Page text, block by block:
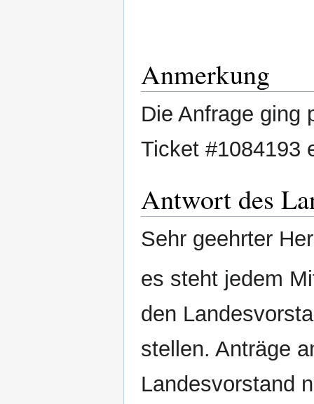
Anmerkung
Die Anfrage ging
Ticket #1084193
Antwort des
Sehr geehrter
es steht jedem
den
stellen. Anträge
Landesvorstand